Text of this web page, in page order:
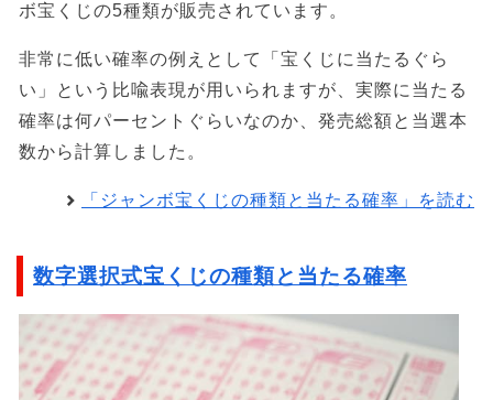
ボ宝くじの5種類が販売されています。
非常に低い確率の例えとして「宝くじに当たるぐら
い」という比喩表現が用いられますが、実際に当たる
確率は何パーセントぐらいなのか、発売総額と当選本
数から計算しました。
「ジャンボ宝くじの種類と当たる確率」を読む
数字選択式宝くじの種類と当たる確率